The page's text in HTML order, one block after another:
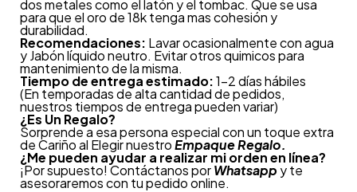
dos metales como el latón y el tombac. Que se usa
para que el oro de 18k tenga mas cohesión y
durabilidad.
Recomendaciones: Lavar ocasionalmente con agua
y Jabón líquido neutro. Evitar otros quimicos para
mantenimiento de la misma.
Tiempo de entrega estimado:1-2 días hábiles
(En temporadas de alta cantidad de pedidos,
nuestros tiempos de entrega pueden variar)
¿Es Un Regalo?
Sorprende a esa persona especial con un toque extra
de Cariño al Elegir nuestroEmpaque Regalo.
¿Me pueden ayudar a realizar mi orden en línea?
¡Por supuesto! Contáctanos porWhatsapp y te
asesoraremos con tu pedido online.